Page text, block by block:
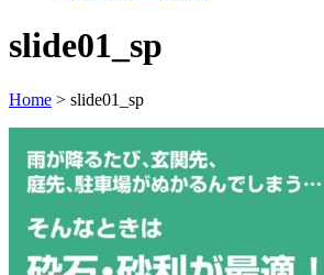
slide01_sp
Home > slide01_sp